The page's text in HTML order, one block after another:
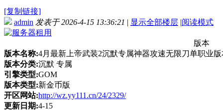
[复制链接]
admin 发表于 2026-4-15 13:36:21 | 显示全部楼层 |阅读模式
版本
版本名称:4月最新上帝武装2沉默专属神器攻速无限刀单职业
版本分类:沉默 专属
引擎类型:GOM
版本类型:新金币版
开区网站:http://wz.yy111.cn/24/2329/
更新日期:4-15